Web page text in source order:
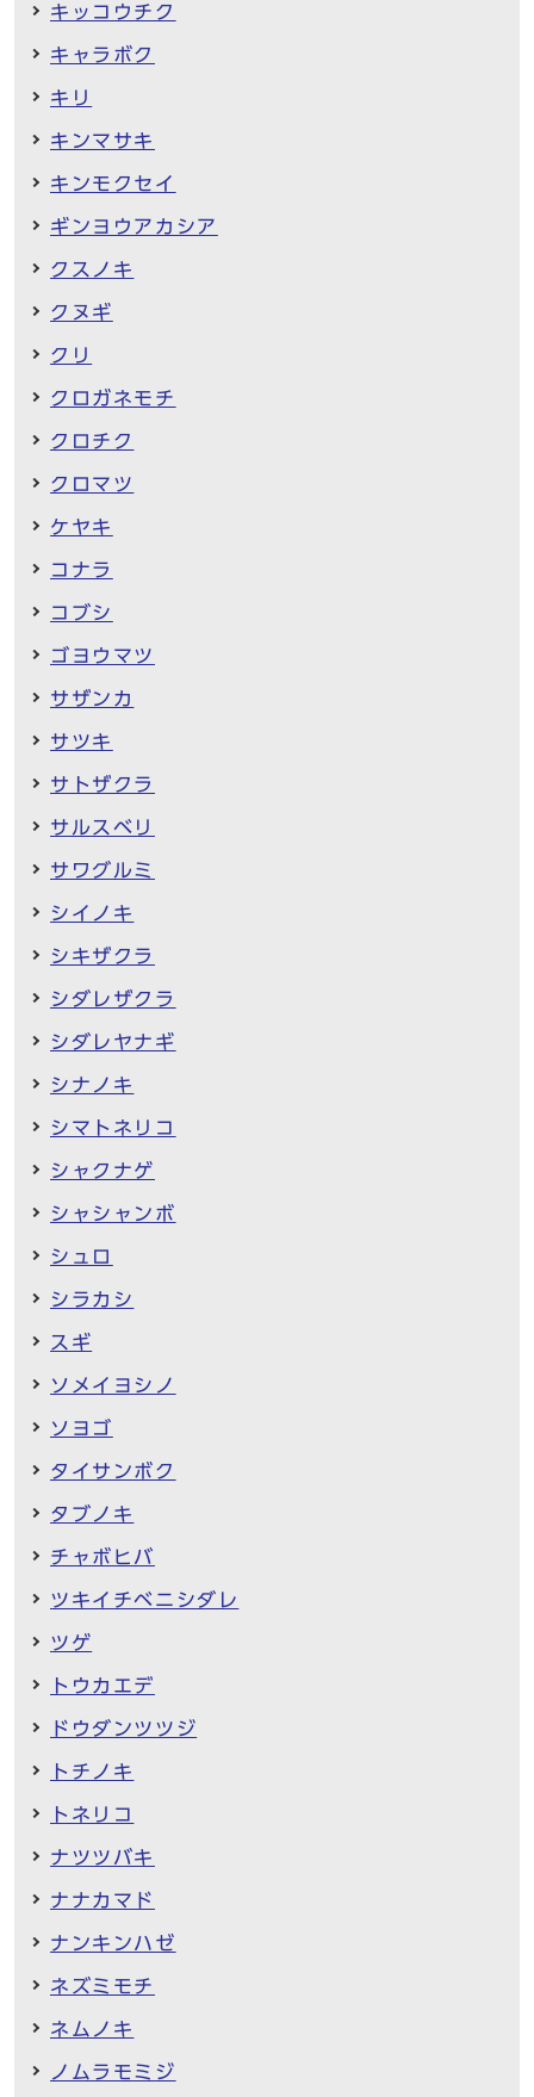
キッコウチク
キャラボク
キリ
キンマサキ
キンモクセイ
ギンヨウアカシア
クスノキ
クヌギ
クリ
クロガネモチ
クロチク
クロマツ
ケヤキ
コナラ
コブシ
ゴヨウマツ
サザンカ
サツキ
サトザクラ
サルスベリ
サワグルミ
シイノキ
シキザクラ
シダレザクラ
シダレヤナギ
シナノキ
シマトネリコ
シャクナゲ
シャシャンボ
シュロ
シラカシ
スギ
ソメイヨシノ
ソヨゴ
タイサンボク
タブノキ
チャボヒバ
ツキイチベニシダレ
ツゲ
トウカエデ
ドウダンツツジ
トチノキ
トネリコ
ナツツバキ
ナナカマド
ナンキンハゼ
ネズミモチ
ネムノキ
ノムラモミジ